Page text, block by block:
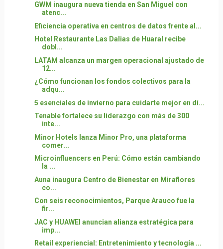
GWM inaugura nueva tienda en San Miguel con
atenc...
Eficiencia operativa en centros de datos frente al...
Hotel Restaurante Las Dalias de Huaral recibe
dobl...
LATAM alcanza un margen operacional ajustado de
12...
¿Cómo funcionan los fondos colectivos para la
adqu...
5 esenciales de invierno para cuidarte mejor en dí...
Tenable fortalece su liderazgo con más de 300
inte...
Minor Hotels lanza Minor Pro, una plataforma
comer...
Microinfluencers en Perú: Cómo están cambiando
la ...
Auna inaugura Centro de Bienestar en Miraflores
co...
Con seis reconocimientos, Parque Arauco fue la
fir...
JAC y HUAWEI anuncian alianza estratégica para
imp...
Retail experiencial: Entretenimiento y tecnología ...